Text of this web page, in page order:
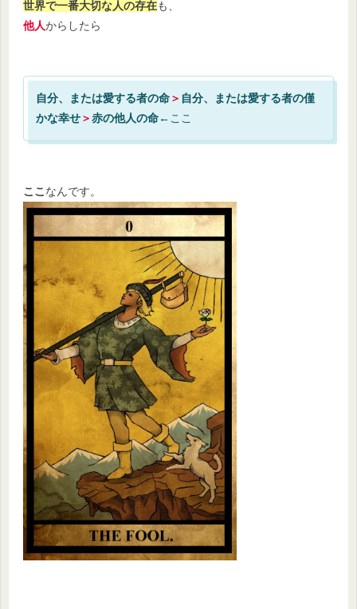
世界で一番大切な人の存在も、
他人からしたら
自分、または愛する者の命＞ 自分、または愛する者の僅
かな幸せ＞赤の他人の命←ここ
ここ なんです。